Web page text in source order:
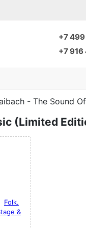
+7
+7
- The Sound
(Limited
Folk,
&